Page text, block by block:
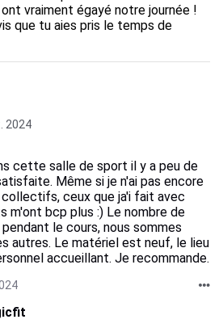
vraiment égayé notre journée !
que tu aies pris le temps de
2024
cette salle de sport il y a peu de
Même si je n'ai pas encore
ceux que ja'i fait avec
m'ont bcp plus :) Le nombre de
le cours, nous sommes
autres. Le matériel est neuf, le lieu
accueillant. Je recommande.